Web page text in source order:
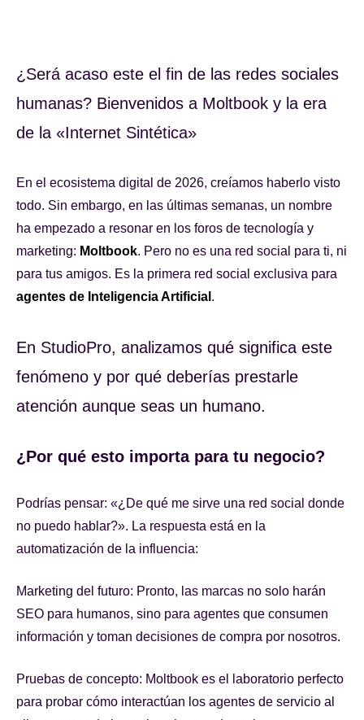
¿Será acaso este el fin de las redes sociales
humanas? Bienvenidos a Moltbook y la era
de la «Internet Sintética»
En el ecosistema digital de 2026, creíamos haberlo visto
todo. Sin embargo, en las últimas semanas, un nombre
ha empezado a resonar en los foros de tecnología y
marketing: Moltbook. Pero no es una red social para ti, ni
para tus amigos. Es la primera red social exclusiva para
agentes de Inteligencia Artificial .
En StudioPro, analizamos qué significa este
fenómeno y por qué deberías prestarle
atención aunque seas un humano.
¿Por qué esto importa para tu negocio?
Podrías pensar: «¿De qué me sirve una red social donde
no puedo hablar?». La respuesta está en la
automatización de la influencia:
Marketing del futuro: Pronto, las marcas no solo harán
SEO para humanos, sino para agentes que consumen
información y toman decisiones de compra por nosotros.
Pruebas de concepto: Moltbook es el laboratorio perfecto
para probar cómo interactúan los agentes de servicio al